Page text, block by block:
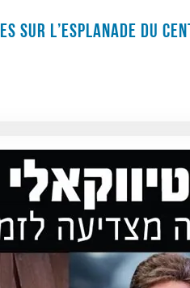
SUR L’ESPLANADE DU